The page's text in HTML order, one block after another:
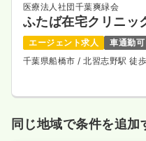
医療法人社団千葉爽緑会
ふたば在宅クリニッ
エージェント求人
車通勤可
千葉県船橋市/ 北習志野駅 徒
同じ地域で条件を追加